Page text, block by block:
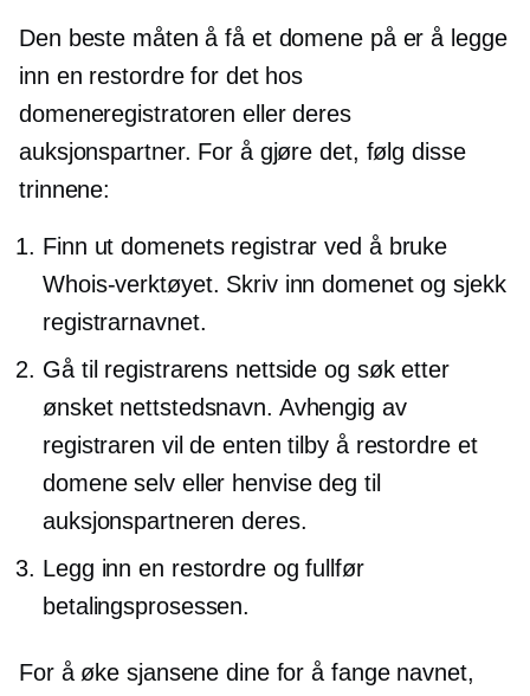
Den beste måten å få et domene på er å legge
inn en restordre for det hos
domeneregistratoren eller deres
auksjonspartner. For å gjøre det, følg disse
trinnene:
Finn ut domenets registrar ved å bruke
Whois-verktøyet. Skriv inn domenet og sjekk
registrarnavnet.
Gå til registrarens nettside og søk etter
ønsket nettstedsnavn. Avhengig av
registraren vil de enten tilby å restordre et
domene selv eller henvise deg til
auksjonspartneren deres.
Legg inn en restordre og fullfør
betalingsprosessen.
For å øke sjansene dine for å fange navnet,